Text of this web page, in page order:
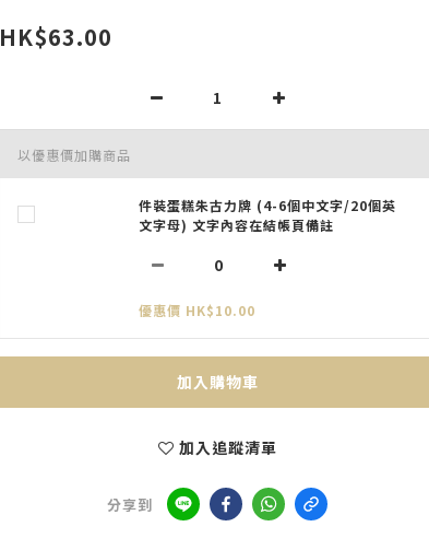
HK$63.00
以優惠價加購商品
件裝蛋糕朱古力牌 (4-6個中文字/20個英
文字母) 文字內容在結帳頁備註
優惠價 HK$10.00
加入購物車
加入追蹤清單
分享到